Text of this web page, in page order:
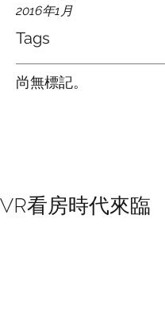
2016年1月
Tags
尚無標記。
VR看房時代來臨